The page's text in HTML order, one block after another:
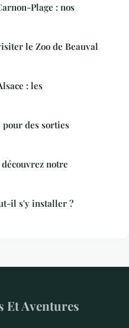
Plage : nos
le Zoo de Beauval
: les
des sorties
notre
il s'y installer ?
Et Aventures